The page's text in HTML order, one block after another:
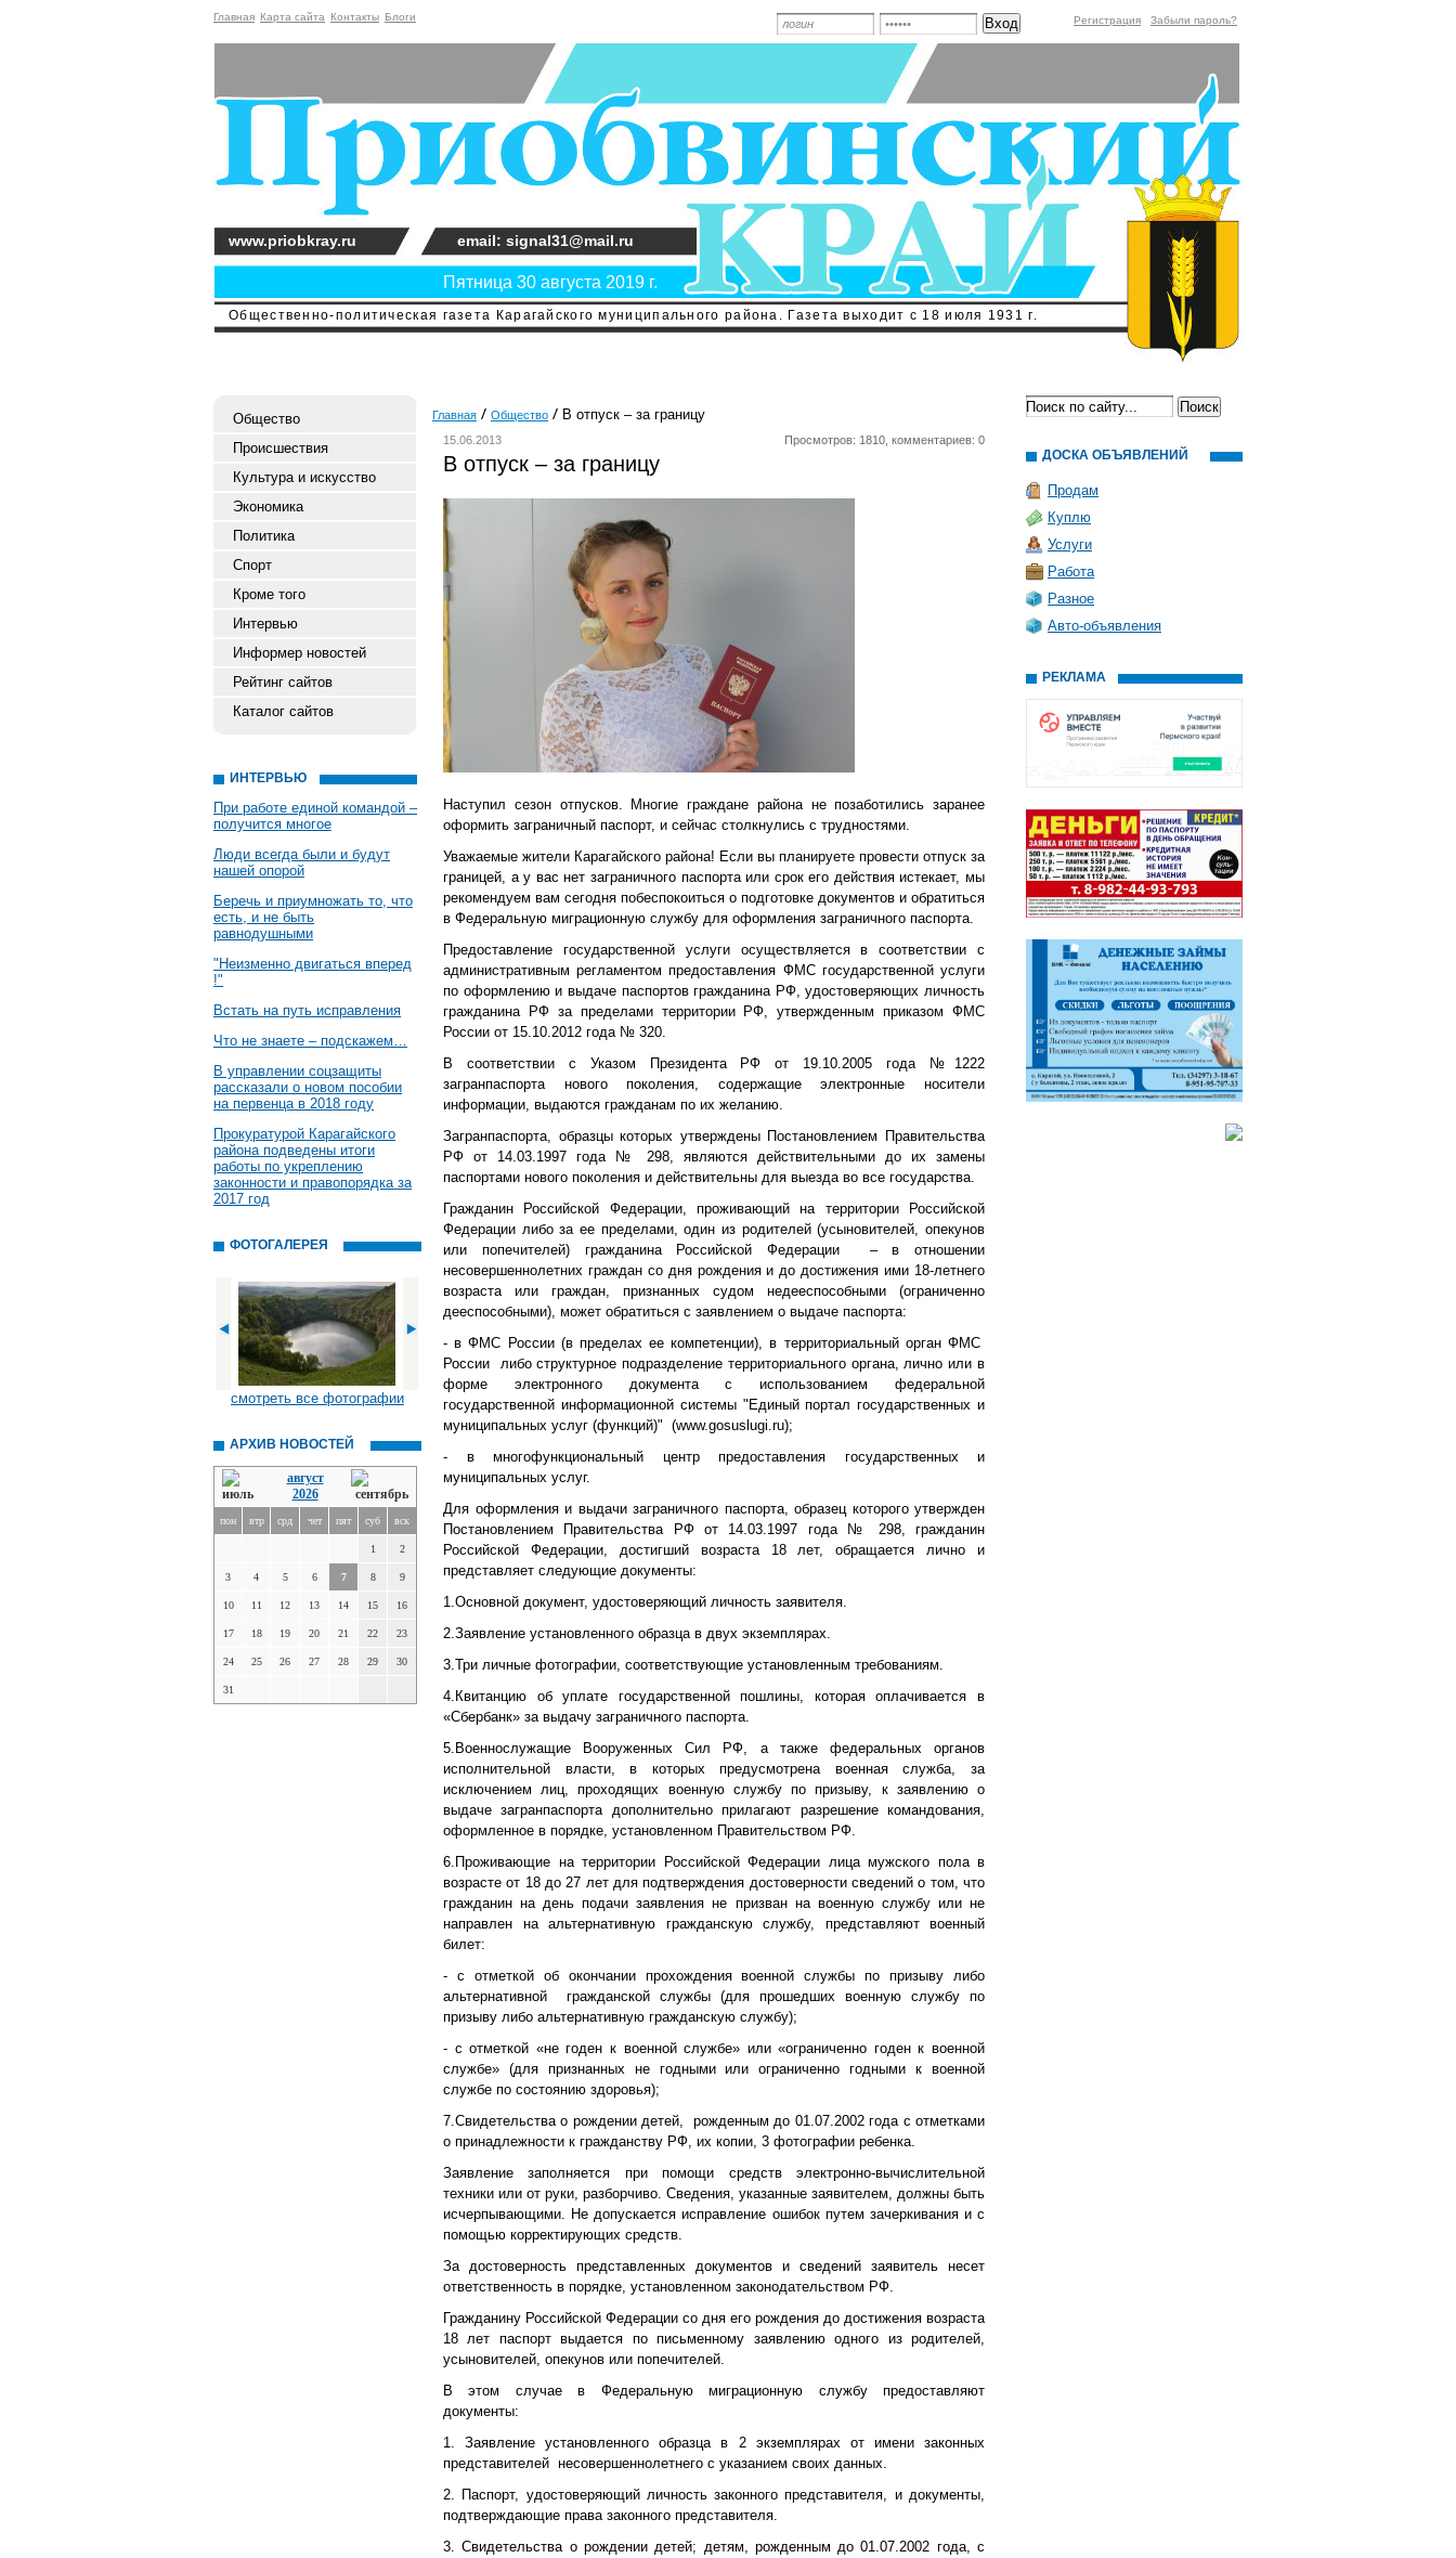
Главная Карта сайта Контакты Блоги Регистрация Забыли пароль?
Общественно-политическая газета Карагайского муниципального района. Газета выходит с 18 июля 1931 г.
Пятница 30 августа 2019 г.
www.priobkray.ru email: signal31@mail.ru
Общество
Происшествия
Культура и искусство
Экономика
Политика
Спорт
Кроме того
Интервью
Информер новостей
Рейтинг сайтов
Каталог сайтов
ИНТЕРВЬЮ
При работе единой командой –
получится многое
Люди всегда были и будут
нашей опорой
Беречь и приумножать то, что
есть, и не быть
равнодушными
"Неизменно двигаться вперед
!"
Встать на путь исправления
Что не знаете – подскажем…
В управлении соцзащиты
рассказали о новом пособии
на первенца в 2018 году
Прокуратурой Карагайского
района подведены итоги
работы по укреплению
законности и правопорядка за
2017 год
ФОТОГАЛЕРЕЯ
смотреть все фотографии
АРХИВ НОВОСТЕЙ
август
2026
пон втр срд чет пят суб вск
1 2
3 4 5 6 7 8 9
10 11 12 13 14 15 16
17 18 19 20 21 22 23
24 25 26 27 28 29 30
31
Главная Общество В отпуск – за границу
15.06.2013 Просмотров: 1810, комментариев: 0
В отпуск – за границу
Наступил сезон отпусков. Многие граждане района не позаботились заранее
оформить заграничный паспорт, и сейчас столкнулись с трудностями.
Уважаемые жители Карагайского района! Если вы планируете провести отпуск за
границей, а у вас нет заграничного паспорта или срок его действия истекает, мы
рекомендуем вам сегодня побеспокоиться о подготовке документов и обратиться
в Федеральную миграционную службу для оформления заграничного паспорта.
Предоставление государственной услуги осуществляется в соответствии с
административным регламентом предоставления ФМС государственной услуги
по оформлению и выдаче паспортов гражданина РФ, удостоверяющих личность
гражданина РФ за пределами территории РФ, утвержденным приказом ФМС
России от 15.10.2012 года № 320.
В соответствии с Указом Президента РФ от 19.10.2005 года №1222
загранпаспорта нового поколения, содержащие электронные носители
информации, выдаются гражданам по их желанию.
Загранпаспорта, образцы которых утверждены Постановлением Правительства
РФ от 14.03.1997 года № 298, являются действительными до их замены
паспортами нового поколения и действительны для выезда во все государства.
Гражданин Российской Федерации, проживающий на территории Российской
Федерации либо за ее пределами, один из родителей (усыновителей, опекунов
или попечителей) гражданина Российской Федерации – в отношении
несовершеннолетних граждан со дня рождения и до достижения ими 18-летнего
возраста или граждан, признанных судом недееспособными (ограниченно
дееспособными), может обратиться с заявлением о выдаче паспорта:
- в ФМС России (в пределах ее компетенции), в территориальный орган ФМС
России либо структурное подразделение территориального органа, лично или в
форме электронного документа с использованием федеральной
государственной информационной системы "Единый портал государственных и
муниципальных услуг (функций)" (www.gosuslugi.ru);
- в многофункциональный центр предоставления государственных и
муниципальных услуг.
Для оформления и выдачи заграничного паспорта, образец которого утвержден
Постановлением Правительства РФ от 14.03.1997 года № 298, гражданин
Российской Федерации, достигший возраста 18 лет, обращается лично и
представляет следующие документы:
1.Основной документ, удостоверяющий личность заявителя.
2.Заявление установленного образца в двух экземплярах.
3.Три личные фотографии, соответствующие установленным требованиям.
4.Квитанцию об уплате государственной пошлины, которая оплачивается в
«Сбербанк» за выдачу заграничного паспорта.
5.Военнослужащие Вооруженных Сил РФ, а также федеральных органов
исполнительной власти, в которых предусмотрена военная служба, за
исключением лиц, проходящих военную службу по призыву, к заявлению о
выдаче загранпаспорта дополнительно прилагают разрешение командования,
оформленное в порядке, установленном Правительством РФ.
6.Проживающие на территории Российской Федерации лица мужского пола в
возрасте от 18 до 27 лет для подтверждения достоверности сведений о том, что
гражданин на день подачи заявления не призван на военную службу или не
направлен на альтернативную гражданскую службу, представляют военный
билет:
- с отметкой об окончании прохождения военной службы по призыву либо
альтернативной гражданской службы (для прошедших военную службу по
призыву либо альтернативную гражданскую службу);
- с отметкой «не годен к военной службе» или «ограниченно годен к военной
службе» (для признанных не годными или ограниченно годными к военной
службе по состоянию здоровья);
7.Свидетельства о рождении детей, рожденным до 01.07.2002 года с отметками
о принадлежности к гражданству РФ, их копии, 3 фотографии ребенка.
Заявление заполняется при помощи средств электронно-вычислительной
техники или от руки, разборчиво. Сведения, указанные заявителем, должны быть
исчерпывающими. Не допускается исправление ошибок путем зачеркивания и с
помощью корректирующих средств.
За достоверность представленных документов и сведений заявитель несет
ответственность в порядке, установленном законодательством РФ.
Гражданину Российской Федерации со дня его рождения до достижения возраста
18 лет паспорт выдается по письменному заявлению одного из родителей,
усыновителей, опекунов или попечителей.
В этом случае в Федеральную миграционную службу предоставляют
документы:
1. Заявление установленного образца в 2 экземплярах от имени законных
представителей несовершеннолетнего с указанием своих данных.
2. Паспорт, удостоверяющий личность законного представителя, и документы,
подтверждающие права законного представителя.
3. Свидетельства о рождении детей; детям, рожденным до 01.07.2002 года, с
ДОСКА ОБЪЯВЛЕНИЙ
Продам
Куплю
Услуги
Работа
Разное
Авто-объявления
РЕКЛАМА